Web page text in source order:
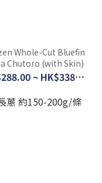
Whole-Cut Bluefin
Chutoro (with Skin)
HK$288.00 ~ HK$338.00